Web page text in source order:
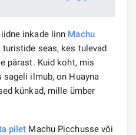
inkade linn Machu
seas, kes tulevad
pärast. Kuid koht, mis
ilmub, on Huayna
künkad, mille ümber
pilet Machu Picchusse või